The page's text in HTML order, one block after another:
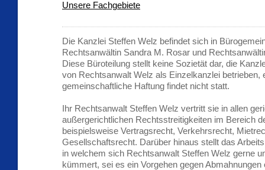
Unsere Fachgebiete
Die Kanzlei Steffen Welz befindet sich in
Rechtsanwältin Sandra M. Rosar und
Diese Büroteilung stellt keine Sozietät dar, die
von Rechtsanwalt Welz als Einzelkanzlei betrieben,
gemeinschaftliche Haftung findet nicht statt.
Ihr Rechtsanwalt Steffen Welz vertritt sie in allen
außergerichtlichen Rechtsstreitigkeiten im Bereich
beispielsweise Vertragsrecht, Verkehrsrecht,
Gesellschaftsrecht. Darüber hinaus stellt das
in welchem sich Rechtsanwalt Steffen Welz gerne
kümmert, sei es ein Vorgehen gegen Abmahnungen